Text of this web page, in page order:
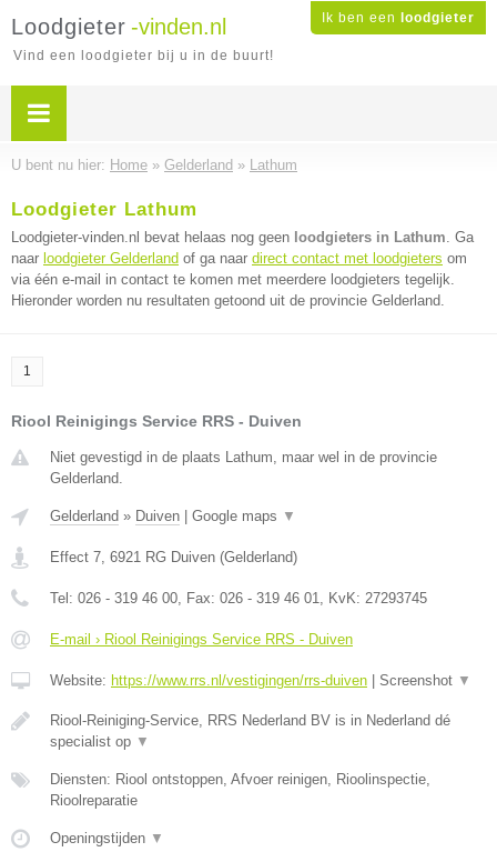
Ik ben een loodgieter
Loodgieter -vinden.nl
Vind een loodgieter bij u in de buurt!
U bent nu hier: Home » Gelderland » Lathum
Loodgieter Lathum
Loodgieter-vinden.nl bevat helaas nog geen loodgieters in Lathum. Ga
naar loodgieter Gelderland of ga naar direct contact met loodgieters om
via één e-mail in contact te komen met meerdere loodgieters tegelijk.
Hieronder worden nu resultaten getoond uit de provincie Gelderland.
1
Riool Reinigings Service RRS - Duiven
Niet gevestigd in de plaats Lathum, maar wel in de provincie
Gelderland.
Gelderland » Duiven Google maps ▼
Effect 7, 6921 RG Duiven (Gelderland)
Tel: 026 - 319 46 00, Fax: 026 - 319 46 01, KvK: 27293745
E-mail › Riool Reinigings Service RRS - Duiven
Website: https://www.rrs.nl/vestigingen/rrs-duiven Screenshot ▼
Riool-Reiniging-Service, RRS Nederland BV is in Nederland dé
specialist op ▼
Diensten: Riool ontstoppen, Afvoer reinigen, Rioolinspectie,
Rioolreparatie
Openingstijden ▼